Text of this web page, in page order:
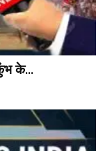
के...